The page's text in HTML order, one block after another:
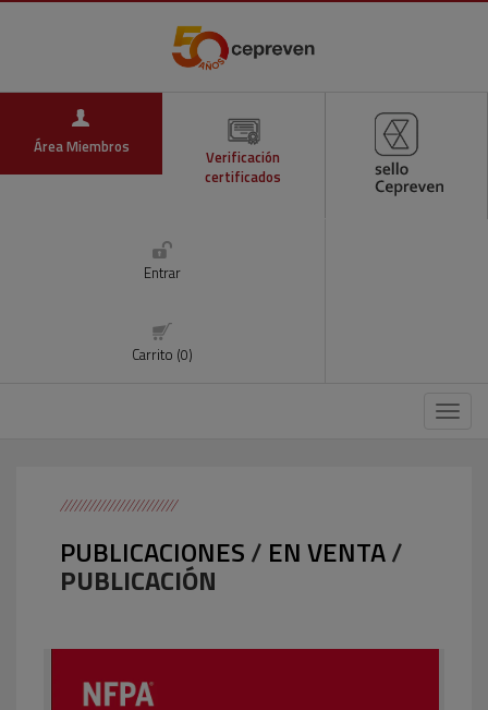
Área Miembros
Verificación
certificados
Entrar
Carrito (0)
Menú
PUBLICACIONES/ EN VENTA/
PUBLICACIÓN